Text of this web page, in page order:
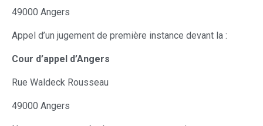
49000 Angers
Appel d’un jugement de première instance devant la :
Cour d’appel d’Angers
Rue Waldeck Rousseau
49000 Angers